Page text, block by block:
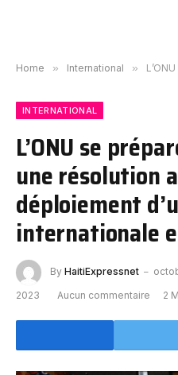
Home » International » L’ONU se
INTERNATIONAL
L’ONU se
une résolution
déploiement
internationale
By HaitiExpressnet
2023
Aucun commentaire 2